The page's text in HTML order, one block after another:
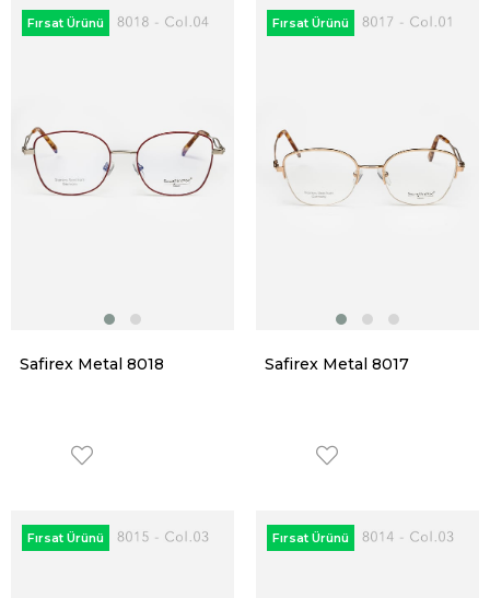
Safirex Metal 8018
Fırsat Ürünü
Safirex Metal 8017
Fırsat Ürünü
Fırsat Ürünü Fırsat Ürünü